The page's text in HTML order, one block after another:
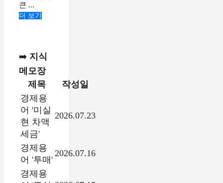
큰 ...
더 보기
➡️ 지식
메모장
제목
작성일
경제용
어 '미실
현 차액
세금'
2026.07.23
경제용
어 '투매'
2026.07.16
경제용